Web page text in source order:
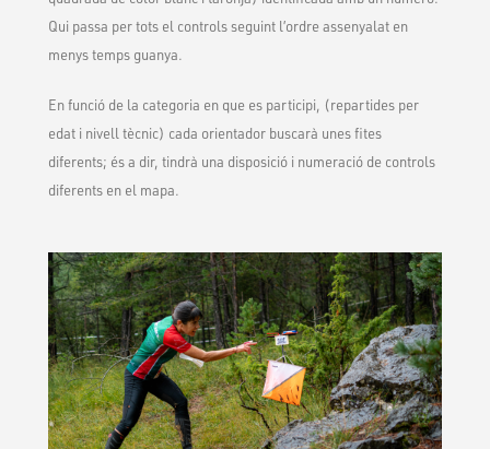
Qui passa per tots el controls seguint l’ordre assenyalat en
menys temps guanya.
En funció de la categoria en que es participi, (repartides per
edat i nivell tècnic) cada orientador buscarà unes fites
diferents; és a dir, tindrà una disposició i numeració de controls
diferents en el mapa.